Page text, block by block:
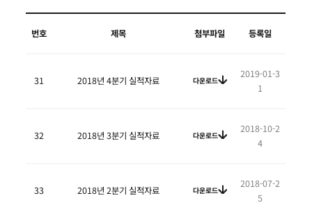
번호 제목 첨부파일 등록일
31 2018년 4분기 실적자료 다운로드
2019-01-3
1
32 2018년 3분기 실적자료 다운로드
2018-10-2
4
33 2018년 2분기 실적자료 다운로드
2018-07-2
5